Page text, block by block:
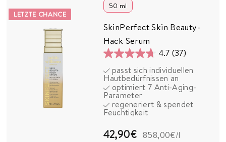
LETZTE CHANCE
50 ml
SkinPerfect Skin Beauty-
Hack Serum
4.7 (37)
4.7
von
5
Sternen.
37
passt sich individuellen
Hautbedürfnissen an
optimiert 7 Anti-Aging-
Parameter
regeneriert & spendet
Feuchtigkeit
42,90€4 858,00€/l